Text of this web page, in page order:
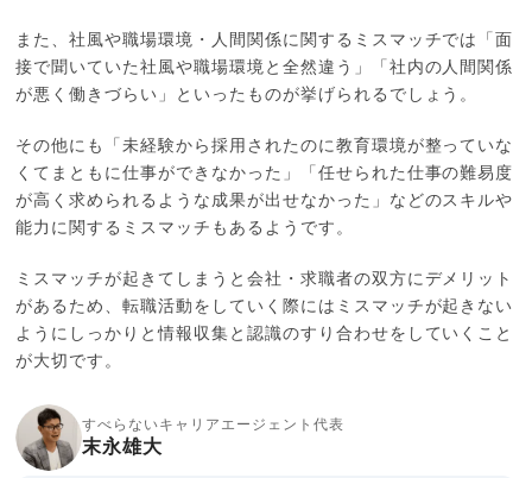
また、社風や職場環境・人間関係に関するミスマッチでは「面
接で聞いていた社風や職場環境と全然違う」「社内の人間関係
が悪く働きづらい」といったものが挙げられるでしょう。
その他にも「未経験から採用されたのに教育環境が整っていな
くてまともに仕事ができなかった」「任せられた仕事の難易度
が高く求められるような成果が出せなかった」などのスキルや
能力に関するミスマッチもあるようです。
ミスマッチが起きてしまうと会社・求職者の双方にデメリット
があるため、転職活動をしていく際にはミスマッチが起きない
ようにしっかりと情報収集と認識のすり合わせをしていくこと
が大切です。
すべらないキャリアエージェント代表
末永雄大